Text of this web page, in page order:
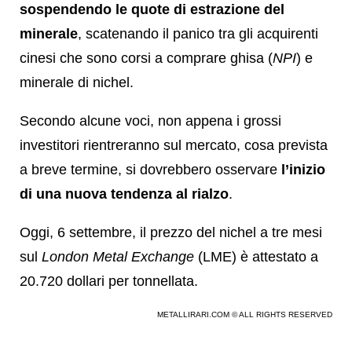
sospendendo le quote di estrazione del
minerale, scatenando il panico tra gli acquirenti
cinesi che sono corsi a comprare ghisa (NPI) e
minerale di nichel.
Secondo alcune voci, non appena i grossi
investitori rientreranno sul mercato, cosa prevista
a breve termine, si dovrebbero osservare l’inizio
di una nuova tendenza al rialzo.
Oggi, 6 settembre, il prezzo del nichel a tre mesi
sul London Metal Exchange (LME) è attestato a
20.720 dollari per tonnellata.
METALLIRARI.COM © ALL RIGHTS RESERVED